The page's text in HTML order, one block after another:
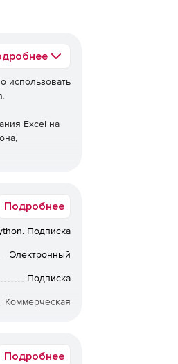
использовать
Excel на
и Excel
Подробнее
Подписка
Электронный
Подписка
Коммерческая
Подробнее